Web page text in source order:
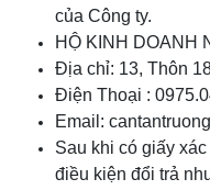
của Công ty.
HỘ KINH DOANH
Địa chỉ: 13, Thôn
Điện Thoại :
Email:
Sau khi có giấy
điều kiện đổi trả